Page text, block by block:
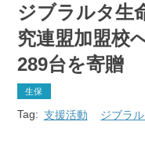
ジブラルタ生
究連盟加盟校
289台を寄贈
生保
Tag: 支援活動 ジブラ